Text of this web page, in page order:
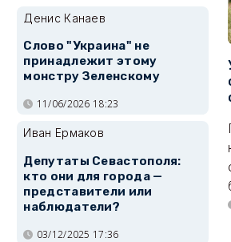
Денис Канаев
Слово "Украина" не
принадлежит этому
монстру Зеленскому
11/06/2026 18:23
Иван Ермаков
Депутаты Севастополя:
кто они для города —
представители или
наблюдатели?
03/12/2025 17:36